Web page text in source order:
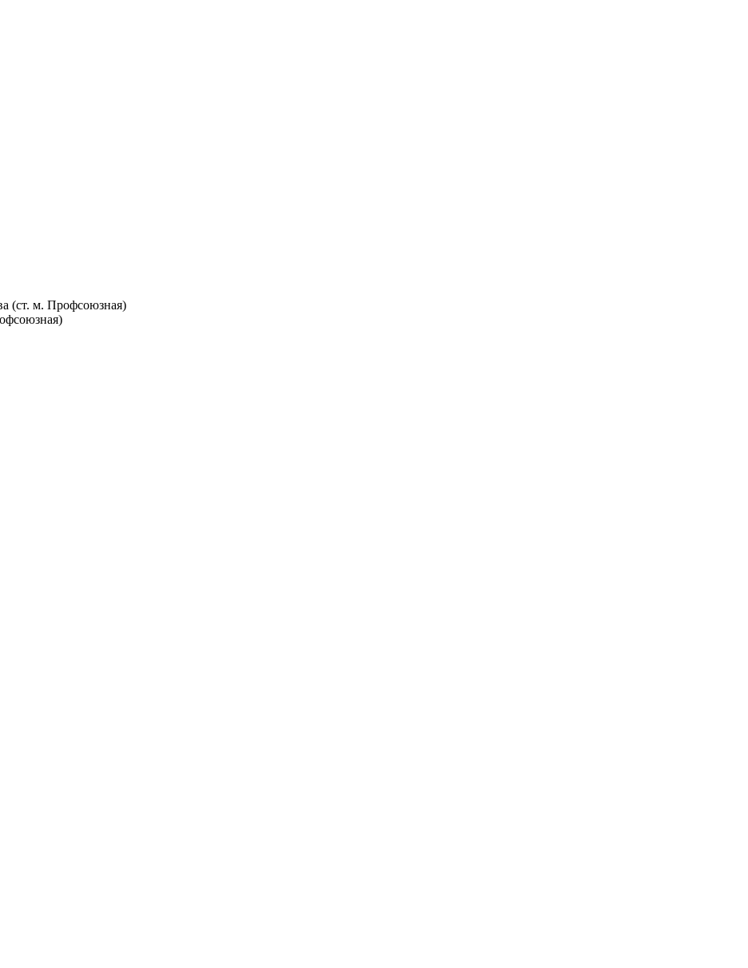
(ст. м. Профсоюзная)